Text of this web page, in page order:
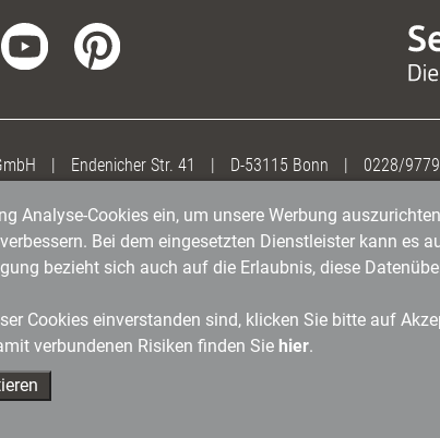
| Endenicher Str. 41 | D-53115 Bonn | 0228/
Analyse-Cookies ein, um unsere Werbung
Bei dem eingesetzten Dienstleister kann es
bezieht sich auch auf die Erlaubnis, diese
Cookies einverstanden sind, klicken Sie bitte auf
verbundenen Risiken finden Sie hier.